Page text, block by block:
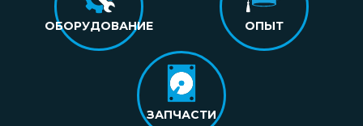
ОБОРУДОВАНИЕ ОПЫТ
ЗАПЧАСТИ